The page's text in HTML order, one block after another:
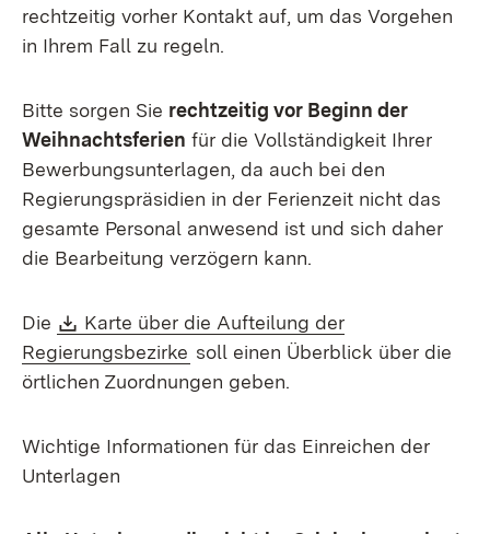
rechtzeitig vorher Kontakt auf, um das Vorgehen
in Ihrem Fall zu regeln.
Bitte sorgen Sie rechtzeitig vor Beginn der
Weihnachtsferien für die Vollständigkeit Ihrer
Bewerbungsunterlagen, da auch bei den
Regierungspräsidien in der Ferienzeit nicht das
gesamte Personal anwesend ist und sich daher
die Bearbeitung verzögern kann.
Die Download:
Karte über die Aufteilung der
Regierungsbezirke (Öffnet in neuem Fenster)
soll einen Überblick über die
örtlichen Zuordnungen geben.
Wichtige Informationen für das Einreichen der
Unterlagen